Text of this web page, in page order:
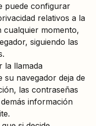
puede configurar
relativos a la
cualquier momento,
siguiendo las
la llamada
navegador deja de
las contraseñas
información